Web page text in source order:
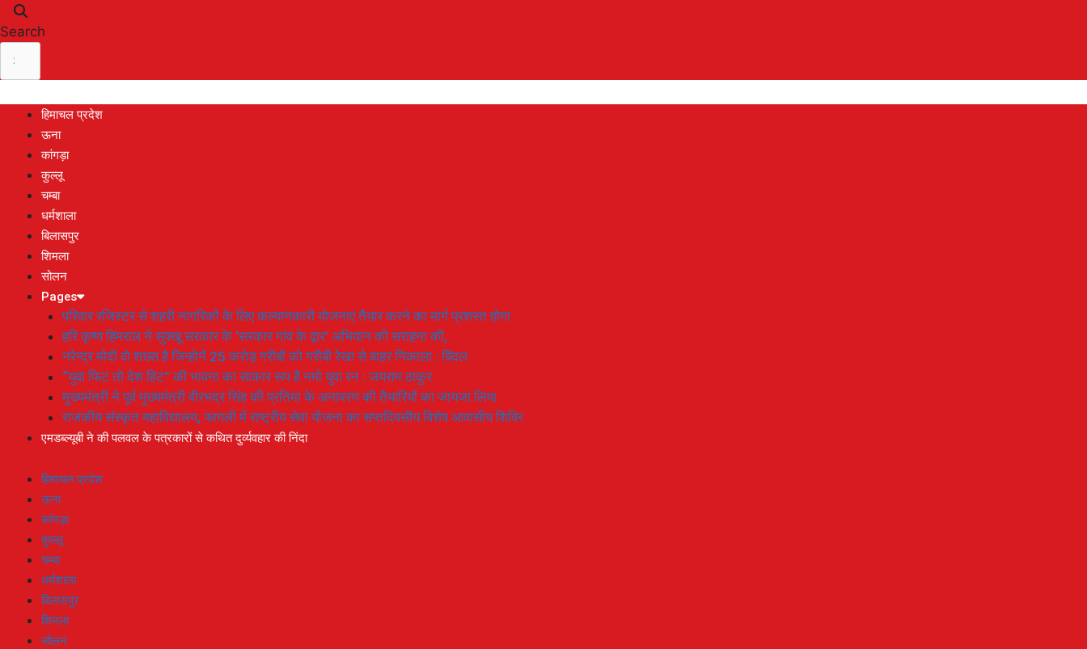
Search
हिमाचल प्रदेश
ऊना
कांगड़ा
कुल्लू
चम्बा
धर्मशाला
बिलासपुर
शिमला
सोलन
Pages
परिवार रजिस्टर से शहरी नागरिकों के लिए कल्याणकारी योजनाएं तैयार करने का मार्ग प्रशस्त होगा
हरि कृष्ण हिमराल ने सुक्खू सरकार के ‘सरकार गांव के द्वार’ अभियान की सराहना की,
नरेन्द्र मोदी वो शख्स है जिन्होनें 25 करोड़ गरीबों को गरीबी रेखा से बाहर निकाला : बिंदल
“युवा फिट तो देश हिट” की भावना का साकार रूप है नमो युवा रन : जयराम ठाकुर
मुख्यमंत्री ने पूर्व मुख्यमंत्री वीरभद्र सिंह की प्रतिमा के अनावरण की तैयारियों का जायजा लिया
राजकीय संस्कृत महाविद्यालय, फागली में राष्ट्रीय सेवा योजना का सप्तदिवसीय विशेष आवासीय शिविर
एमडब्ल्यूबी ने की पलवल के पत्रकारों से कथित दुर्व्यवहार की निंदा
हिमाचल प्रदेश
ऊना
कांगड़ा
कुल्लू
चम्बा
धर्मशाला
बिलासपुर
शिमला
सोलन